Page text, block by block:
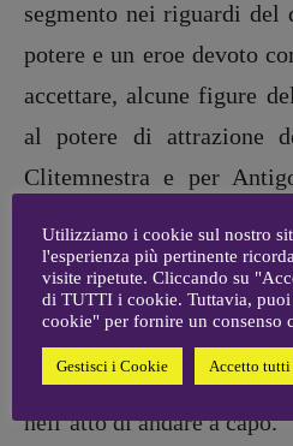
ARCHIVIO E AUTORI
segmento nei riguardi del
potere e un eroe devoto
accettare, alcune figure
al potere di attrazione
Clitemnestra e per
peso rispetto ad Atropo,
filo. La moglie adultera
inabissano. Il loro è il
nell’atto di andare a capo.
Utilizziamo i cookie sul nostro
l'esperienza più pertinente
visite ripetute. Cliccando su
di TUTTI i cookie. Tuttavia,
cookie" per fornire un consenso
Gestisci i Cookie Accetto tutti